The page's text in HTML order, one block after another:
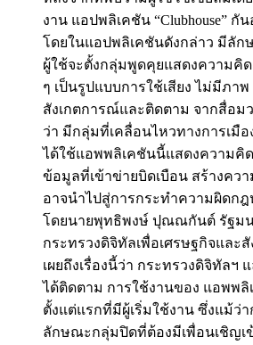
งาน แอปพลิเคชัน “Clubhouse” กั
โดยในแอปพลิเคชันดังกล่าว มีลัก
ผู้ใช้จะตั้งกลุ่มพูดคุยแสดงความคิด
ๆ เป็นรูปแบบการใช้เสียง ไม่มีภาพ
สังเกตการณ์และติดตาม จากสื่อม
ว่า มีกลุ่มที่เคลื่อนไหวทางการเมือ
ได้ใช้แอพพลิเคชันนี้แสดงความคิ
ข้อมูลที่เข้าข่ายบิดเบือน สร้างควา
อาจนำไปสู่การกระทำความผิดก
โดยนายพุทธิพงษ์ ปุณณกันต์ รัฐมน
กระทรวงดิจิทัลเพื่อเศรษฐกิจและสั
เผยถึงเรื่องนี้ว่า กระทรวงดิจิทัลฯ
ได้ติดตาม การใช้งานของ แอพพลิเ
ตั้งแต่แรกที่มีผู้เริ่มใช้งาน ซึ่งแม้ว่า
ลักษณะกลุ่มปิดที่ต้องมีเพื่อนเชิญเ